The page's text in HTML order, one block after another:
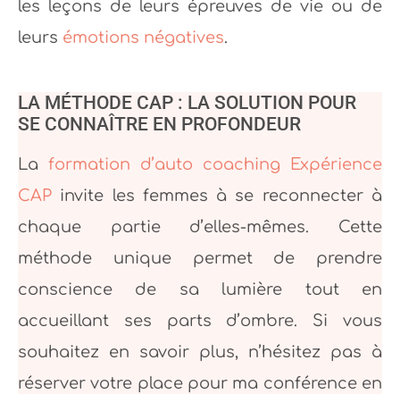
les leçons de leurs épreuves de vie ou de
leurs émotions négatives.
LA MÉTHODE CAP : LA SOLUTION POUR
SE CONNAÎTRE EN PROFONDEUR
La formation d’auto coaching Expérience
CAP invite les femmes à se reconnecter à
chaque partie d’elles-mêmes. Cette
méthode unique permet de prendre
conscience de sa lumière tout en
accueillant ses parts d’ombre. Si vous
souhaitez en savoir plus, n’hésitez pas à
réserver votre place pour ma conférence en